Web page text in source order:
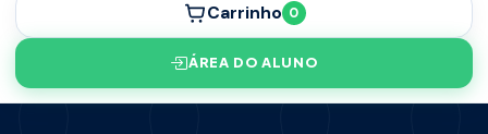
Carrinho 0
ÁREA DO ALUNO